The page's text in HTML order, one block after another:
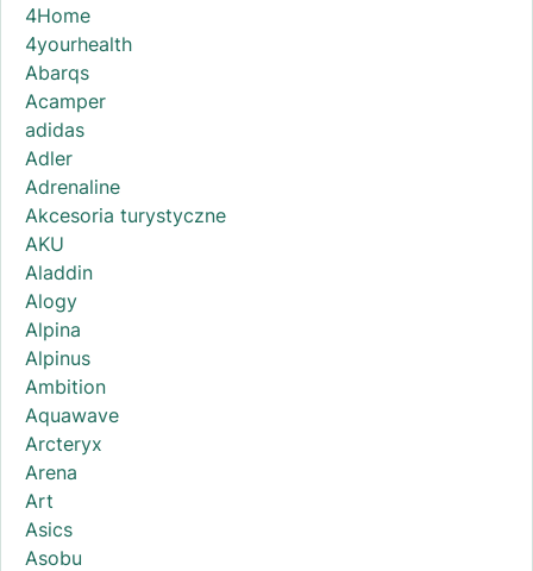
4Home
4yourhealth
Abarqs
Acamper
adidas
Adler
Adrenaline
Akcesoria turystyczne
AKU
Aladdin
Alogy
Alpina
Alpinus
Ambition
Aquawave
Arcteryx
Arena
Art
Asics
Asobu